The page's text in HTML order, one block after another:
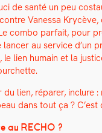
de san­té un peu
Vanes­sa Krycève,
com­bo par­fait, pour
lancer au ser­vice d’un
le lien humain et la
lien, répar­er, inclure
dans tout ça ? C’est
au RECHO ?